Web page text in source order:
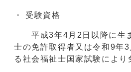
・ 受験資格
平成3年4月2日以降に生
士の免許取得者又は令和9年
る社会福祉士国家試験により